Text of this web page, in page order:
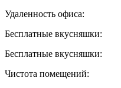
Удаленность офиса:
Бесплатные вкусняшки:
Бесплатные вкусняшки:
Чистота помещений: